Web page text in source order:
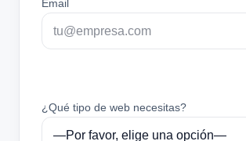
Email
¿Qué tipo de web necesitas?